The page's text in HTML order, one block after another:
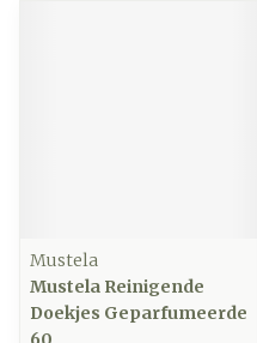
Mustela
Mustela Reinigende
Doekjes Geparfumeerde